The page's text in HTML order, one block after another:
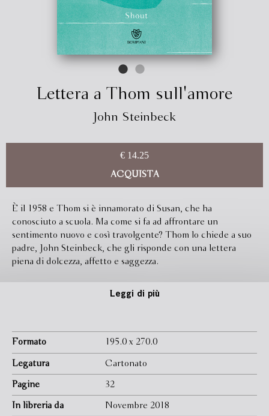
Lettera a Thom sull'amore
John Steinbeck
€ 14.25
ACQUISTA
È il 1958 e Thom si è innamorato di Susan, che ha
conosciuto a scuola. Ma come si fa ad affrontare un
sentimento nuovo e così travolgente? Thom lo chiede a suo
padre, John Steinbeck, che gli risponde con una lettera
piena di dolcezza, affetto e saggezza.
Leggi di più
Formato 195.0 x 270.0
Legatura Cartonato
Pagine 32
In libreria da Novembre 2018